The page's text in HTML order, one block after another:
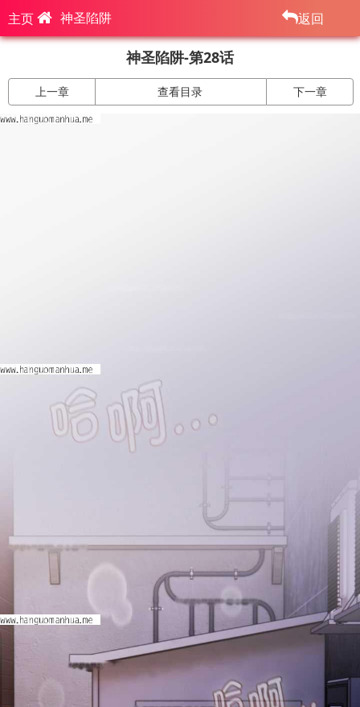
主页 神圣陷阱 返回
神圣陷阱-第28话
上一章 查看目录 下一章